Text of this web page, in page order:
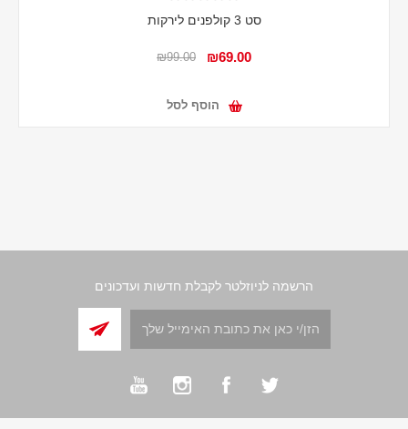
סט 3 קולפנים לירקות
₪69.00
₪99.00
הוסף לסל
הרשמה לניוזלטר לקבלת חדשות ועדכונים